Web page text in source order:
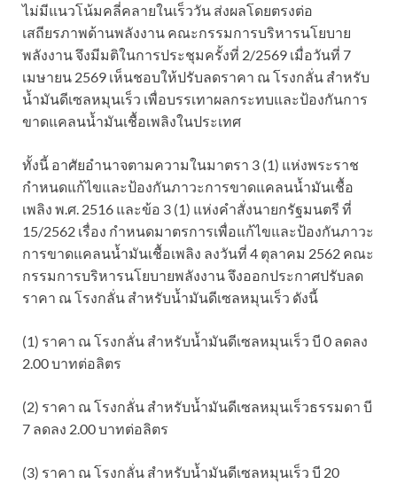
ไม่มีแนวโน้มคลี่คลายในเร็ววัน ส่งผลโดยตรงต่อ
เสถียรภาพด้านพลังงาน คณะกรรมการบริหารนโยบาย
พลังงาน จึงมีมติในการประชุมครั้งที่ 2/2569 เมื่อวันที่ 7
เมษายน 2569 เห็นชอบให้ปรับลดราคา ณ โรงกลั่น สำหรับ
น้ำมันดีเซลหมุนเร็ว เพื่อบรรเทาผลกระทบและป้องกันการ
ขาดแคลนน้ำมันเชื้อเพลิงในประเทศ
ทั้งนี้ อาศัยอำนาจตามความในมาตรา 3 (1) แห่งพระราช
กำหนดแก้ไขและป้องกันภาวะการขาดแคลนน้ำมันเชื้อ
เพลิง พ.ศ. 2516 และข้อ 3 (1) แห่งคำสั่งนายกรัฐมนตรี ที่
15/2562 เรื่อง กำหนดมาตรการเพื่อแก้ไขและป้องกันภาวะ
การขาดแคลนน้ำมันเชื้อเพลิง ลงวันที่ 4 ตุลาคม 2562 คณะ
กรรมการบริหารนโยบายพลังงาน จึงออกประกาศปรับลด
ราคา ณ โรงกลั่น สำหรับน้ำมันดีเซลหมุนเร็ว ดังนี้
(1) ราคา ณ โรงกลั่น สำหรับน้ำมันดีเซลหมุนเร็ว บี 0 ลดลง
2.00 บาทต่อลิตร
(2) ราคา ณ โรงกลั่น สำหรับน้ำมันดีเซลหมุนเร็วธรรมดา บี
7 ลดลง 2.00 บาทต่อลิตร
(3) ราคา ณ โรงกลั่น สำหรับน้ำมันดีเซลหมุนเร็ว บี 20